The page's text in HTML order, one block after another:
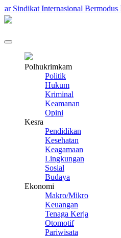
Internasional Bermodus
Polhukrimkam
Politik
Hukum
Kriminal
Keamanan
Opini
Kesra
Pendidikan
Kesehatan
Keagamaan
Lingkungan
Sosial
Budaya
Ekonomi
Makro/Mikro
Keuangan
Tenaga Kerja
Otomotif
Pariwisata